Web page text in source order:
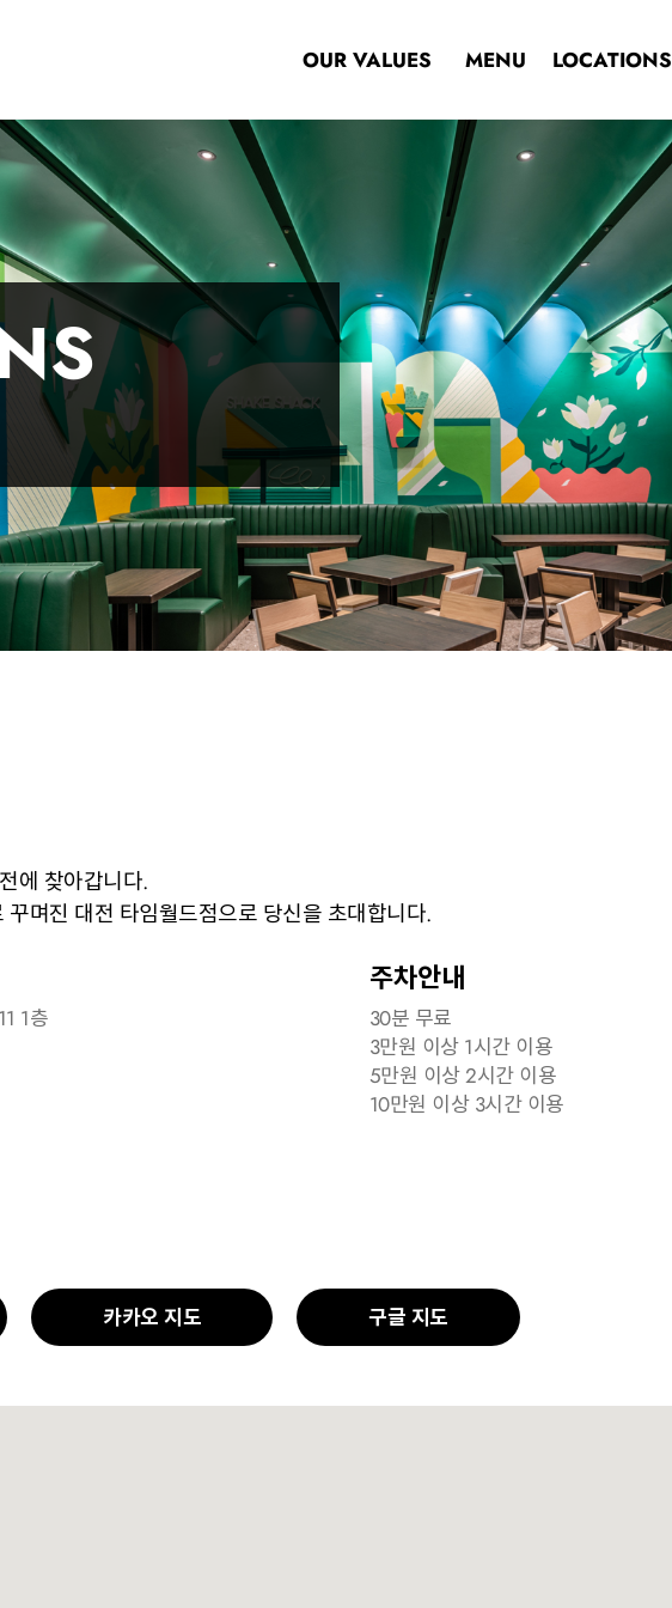
OUR VALUES MENU LOCATIONS
에 찾아갑니다.
며진 대전 타임월드점으로 당신을 초대합니다.
1층
주차안내
30분 무료
3만원 이상 1시간 이용
5만원 이상 2시간 이용
10만원 이상 3시간 이용
카카오 지도 구글 지도